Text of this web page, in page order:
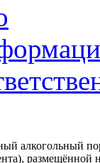
алкогольный
размещённой